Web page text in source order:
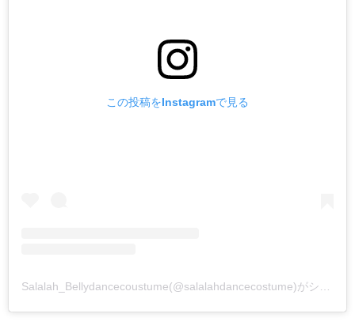
この投稿をInstagramで見る
Salalah_Bellydancecoustume(@salalahdancecostume)がシェアした投稿